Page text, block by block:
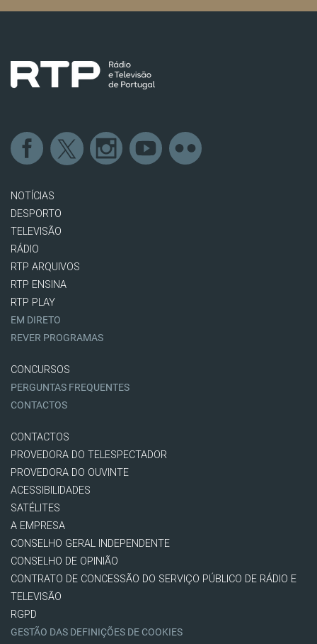
NOTÍCIAS
DESPORTO
TELEVISÃO
RÁDIO
RTP ARQUIVOS
RTP ENSINA
RTP PLAY
EM DIRETO
REVER PROGRAMAS
CONCURSOS
PERGUNTAS FREQUENTES
CONTACTOS
CONTACTOS
PROVEDORA DO TELESPECTADOR
PROVEDORA DO OUVINTE
ACESSIBILIDADES
SATÉLITES
A EMPRESA
CONSELHO GERAL INDEPENDENTE
CONSELHO DE OPINIÃO
CONTRATO DE CONCESSÃO DO SERVIÇO PÚBLICO DE RÁDIO E
TELEVISÃO
RGPD
GESTÃO DAS DEFINIÇÕES DE COOKIES